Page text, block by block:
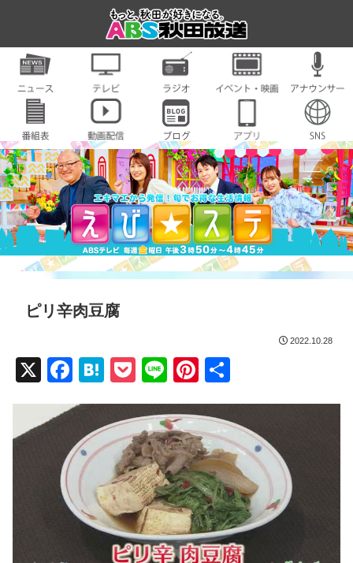
ピリ辛肉豆腐
2022.10.28
X
F
e
b
o
o
H
e
n
a
P
ck
et
Li
e
Pi
er
e
st